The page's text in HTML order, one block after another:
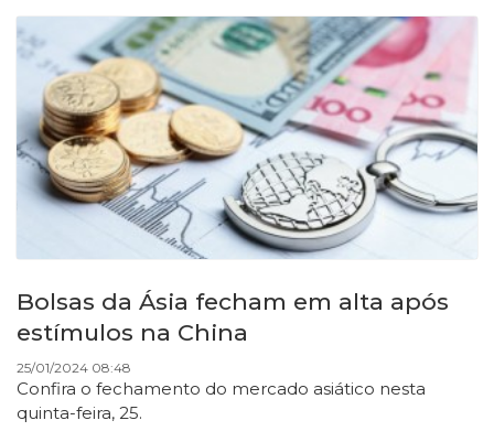
Bolsas da Ásia fecham em alta após
estímulos na China
25/01/2024 08:48
Confira o fechamento do mercado asiático nesta
quinta-feira, 25.